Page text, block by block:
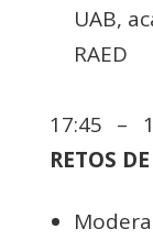
UAB,
RAED
17:45 –
RETOS